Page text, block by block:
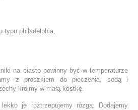
typu philadelphia,
na ciasto powinny być w temperaturze
z proszkiem do pieczenia, sodą i
kroimy w małą kostkę.
je roztrzepujemy rózgą. Dodajemy